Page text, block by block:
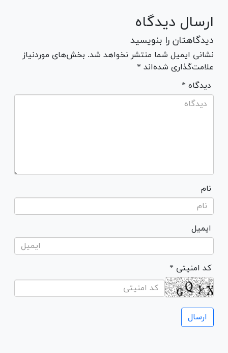
ارسال دیدگاه
دیدگاهتان را بنویسید
نشانی ایمیل شما منتشر نخواهد شد. بخش‌های موردنیاز
علامت‌گذاری شده‌اند *
* دیدگاه
نام
ایمیل
* کد امنیتی